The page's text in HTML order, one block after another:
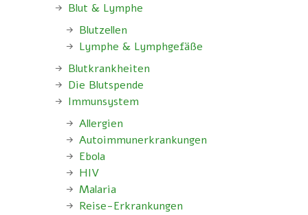
Blut & Lymphe
Blutzellen
Lymphe & Lymphgefäße
Blutkrankheiten
Die Blutspende
Immunsystem
Allergien
Autoimmunerkrankungen
Ebola
HIV
Malaria
Reise-Erkrankungen